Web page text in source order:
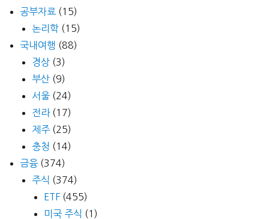
공부자료 (15)
논리학 (15)
국내여행 (88)
경상 (3)
부산 (9)
서울 (24)
전라(17)
제주 (25)
충청 (14)
금융 (374)
주식 (374)
ETF (455)
미국 주식 (1)